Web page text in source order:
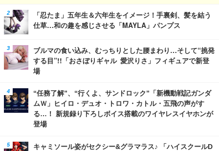
「忍たま」五年生＆六年生をイメージ！手裏剣、髪を結う
仕草…和の趣を感じさせる「MAYLA」パンプス
ブルマの食い込み、むっちりとした腰まわり…そして“挑発
する目”!!「おさぼりギャル 愛沢りさ」フィギュアで新登
場
“任務了解”、“行くよ、サンドロック”「新機動戦記ガンダ
ムＷ」ヒイロ・デュオ・トロワ・カトル・五飛の声がす
る…！ 新規録り下ろしボイス搭載のワイヤレスイヤホンが
登場
キャミソール姿がセクシー&グラマラス♪ 「ハイスクールD